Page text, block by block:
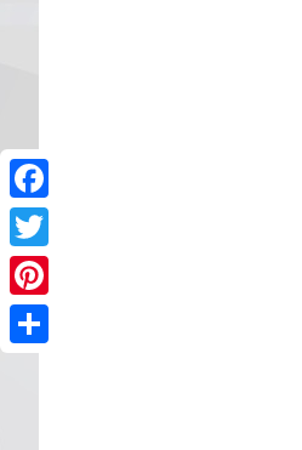
Facebook
Twitter
Pinterest